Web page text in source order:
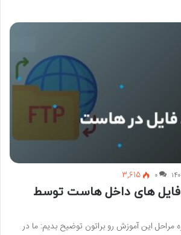
۰ 3,615
فایل های داخل هاست توسط
مراحل این آموزش رو براتون توضیح بدیم: ما در